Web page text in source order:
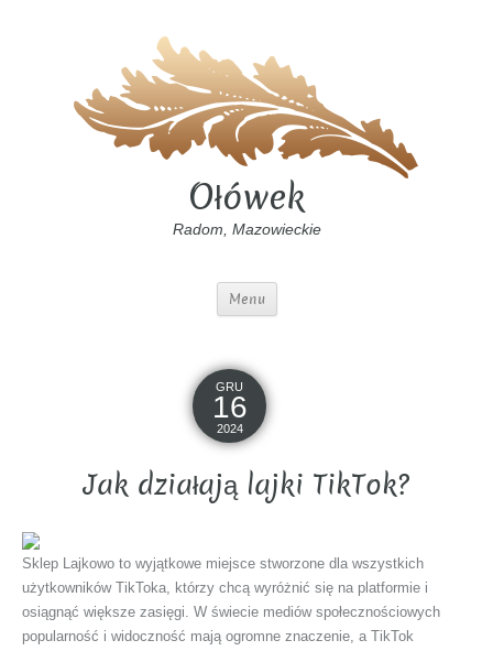
Ołówek
Radom, Mazowieckie
Menu
GRU
16
2024
Jak działają lajki TikTok?
Sklep Lajkowo to wyjątkowe miejsce stworzone dla wszystkich
użytkowników TikToka, którzy chcą wyróżnić się na platformie i
osiągnąć większe zasięgi. W świecie mediów społecznościowych
popularność i widoczność mają ogromne znaczenie, a TikTok